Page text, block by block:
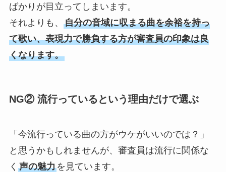
ばかりが目立ってしまいます。
それよりも、 自分の音域に収まる曲を余裕を持っ
て歌い、表現力で勝負する方が審査員の印象は良
くなります。
NG② 流行っているという理由だけで選ぶ
「今流行っている曲の方がウケがいいのでは？」
と思うかもしれませんが、審査員は流行に関係な
く 声の魅力を見ています。